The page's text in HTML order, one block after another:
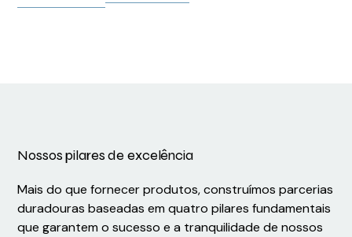
Nossos pilares de excelência
Mais do que fornecer produtos, construímos parcerias
duradouras baseadas em quatro pilares fundamentais
que garantem o sucesso e a tranquilidade de nossos